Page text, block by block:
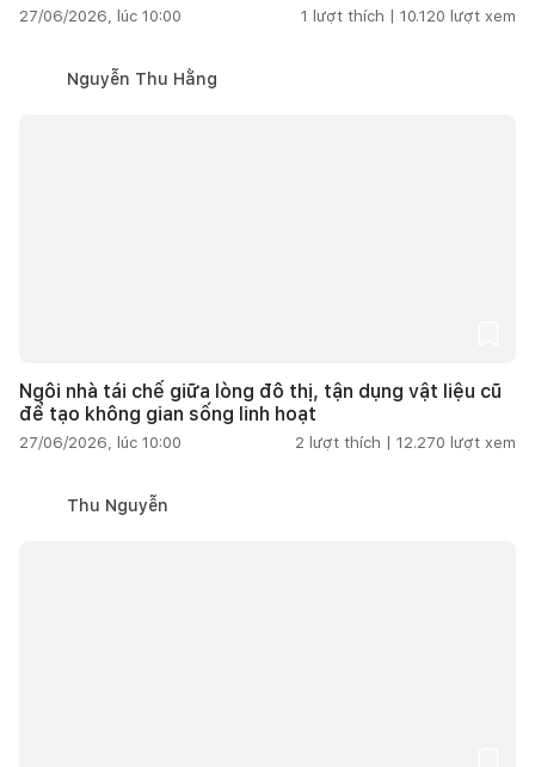
27/06/2026, lúc 10:00 1 lượt thích | 10.120 lượt xem
Nguyễn Thu Hằng
Ngôi nhà tái chế giữa lòng đô thị, tận dụng vật liệu cũ
để tạo không gian sống linh hoạt
27/06/2026, lúc 10:00 2 lượt thích | 12.270 lượt xem
Thu Nguyễn